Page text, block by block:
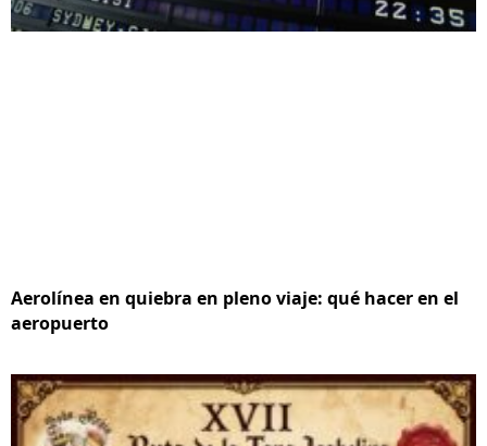
Aerolínea en quiebra en pleno viaje: qué hacer en el
aeropuerto